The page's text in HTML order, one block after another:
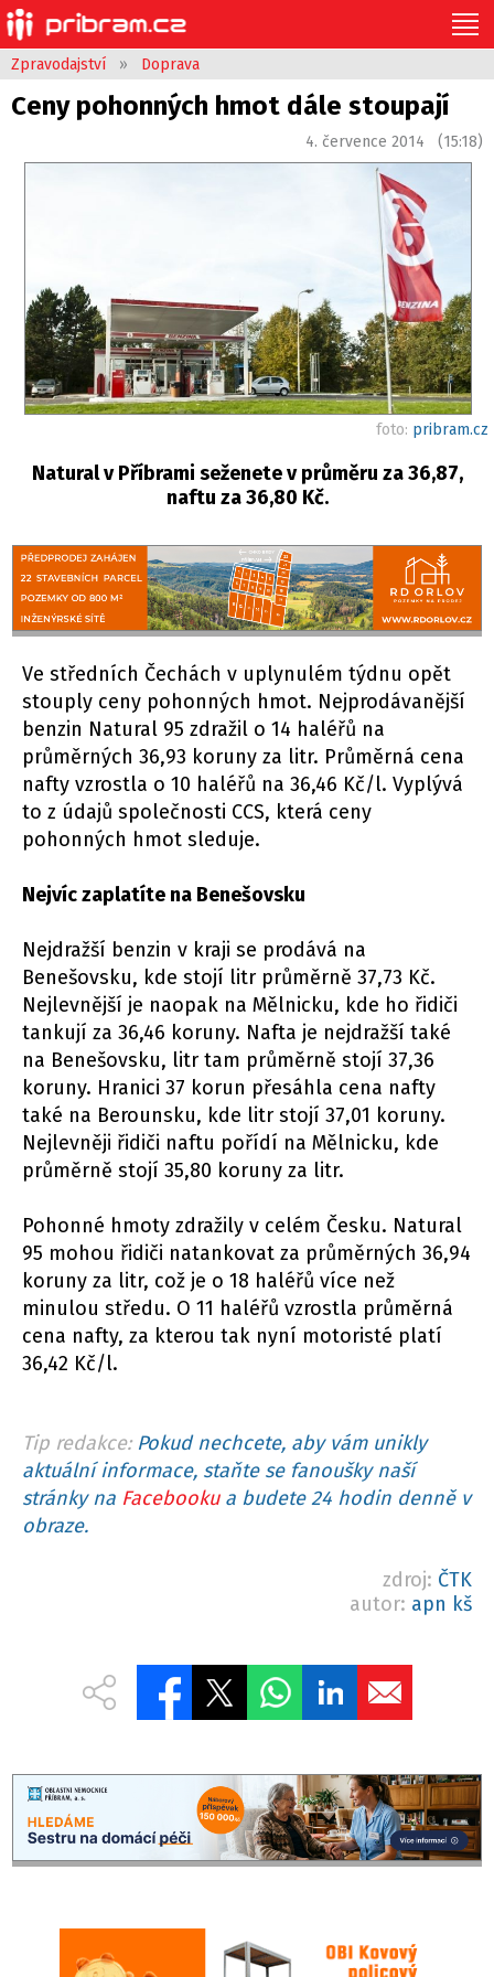
Zpravodajství » Doprava
Ceny pohonných hmot dále stoupají
4. července 2014 (15:18)
foto: pribram.cz
Natural v Příbrami seženete v průměru za 36,87,
naftu za 36,80 Kč.
Ve středních Čechách v uplynulém týdnu opět
stouply ceny pohonných hmot. Nejprodávanější
benzin Natural 95 zdražil o 14 haléřů na
průměrných 36,93 koruny za litr. Průměrná cena
nafty vzrostla o 10 haléřů na 36,46 Kč/l. Vyplývá
to z údajů společnosti CCS, která ceny
pohonných hmot sleduje.
Nejvíc zaplatíte na Benešovsku
Nejdražší benzin v kraji se prodává na
Benešovsku, kde stojí litr průměrně 37,73 Kč.
Nejlevnější je naopak na Mělnicku, kde ho řidiči
tankují za 36,46 koruny. Nafta je nejdražší také
na Benešovsku, litr tam průměrně stojí 37,36
koruny. Hranici 37 korun přesáhla cena nafty
také na Berounsku, kde litr stojí 37,01 koruny.
Nejlevněji řidiči naftu pořídí na Mělnicku, kde
průměrně stojí 35,80 koruny za litr.
Pohonné hmoty zdražily v celém Česku. Natural
95 mohou řidiči natankovat za průměrných 36,94
koruny za litr, což je o 18 haléřů více než
minulou středu. O 11 haléřů vzrostla průměrná
cena nafty, za kterou tak nyní motoristé platí
36,42 Kč/l.
Tip redakce: Pokud nechcete, aby vám unikly
aktuální informace, staňte se fanoušky naší
stránky na Facebookua budete 24 hodin denně v
obraze.
zdroj: ČTK
autor: apn kš